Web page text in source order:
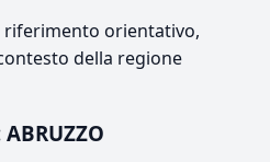
orientativo,
della regione